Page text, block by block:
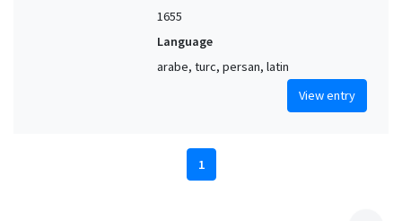
1655
Language
arabe, turc, persan, latin
View entry
1